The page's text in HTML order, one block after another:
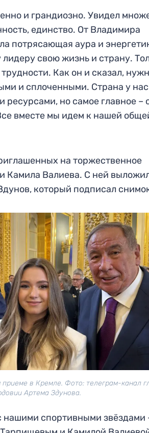
и грандиозно. Увидел
единство. От Владимира
потрясающая аура и
свою жизнь и страну.
Как он и сказал,
и сплоченными. Страна у нас
ресурсами, но самое главное –
вместе мы идем к нашей
на торжественное
Камила Валиева. С ней
который подписал
в Кремле. Фото: телеграм-канал
Артема Здунова.
нашими спортивными звёздами